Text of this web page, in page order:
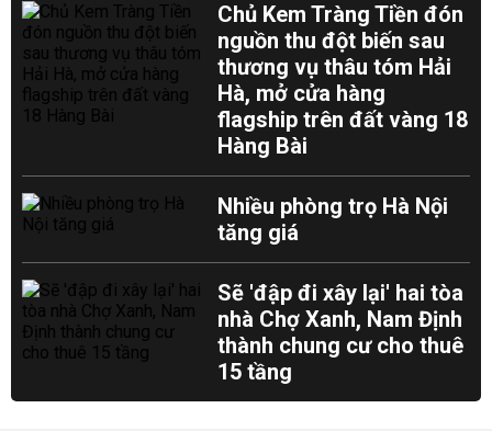
Chủ Kem Tràng Tiền đón
nguồn thu đột biến sau
thương vụ thâu tóm Hải
Hà, mở cửa hàng
flagship trên đất vàng 18
Hàng Bài
Nhiều phòng trọ Hà Nội
tăng giá
Sẽ 'đập đi xây lại' hai tòa
nhà Chợ Xanh, Nam Định
thành chung cư cho thuê
15 tầng